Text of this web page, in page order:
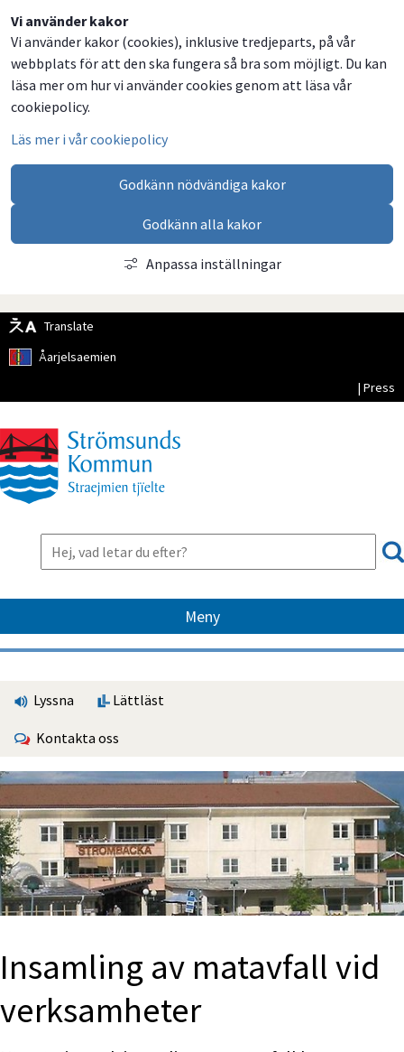
Vi använder kakor
Vi använder kakor (cookies), inklusive tredjeparts, på vår
webbplats för att den ska fungera så bra som möjligt. Du kan
läsa mer om hur vi använder cookies genom att läsa vår
cookiepolicy.
Läs mer i vår cookiepolicy
Godkänn nödvändiga kakor
Godkänn alla kakor
Anpassa inställningar
Translate
Åarjelsaemien
| Press
Meny
Lyssna Lättläst
Kontakta oss
Insamling av matavfall vid
verksamheter
Dela
på
Facebook
Dela
på
Twitter
Dela
på
LinkedIn
Dela
via
email